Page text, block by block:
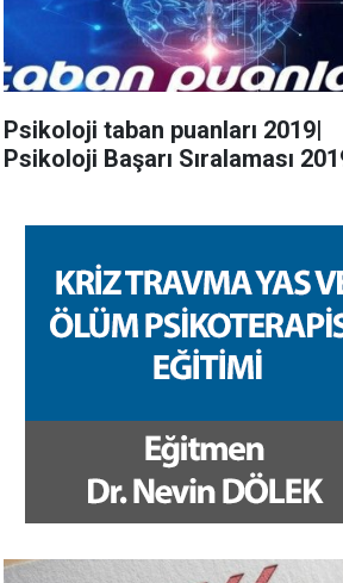
Psikoloji taban puanları 2019|
Psikoloji Başarı Sıralaması